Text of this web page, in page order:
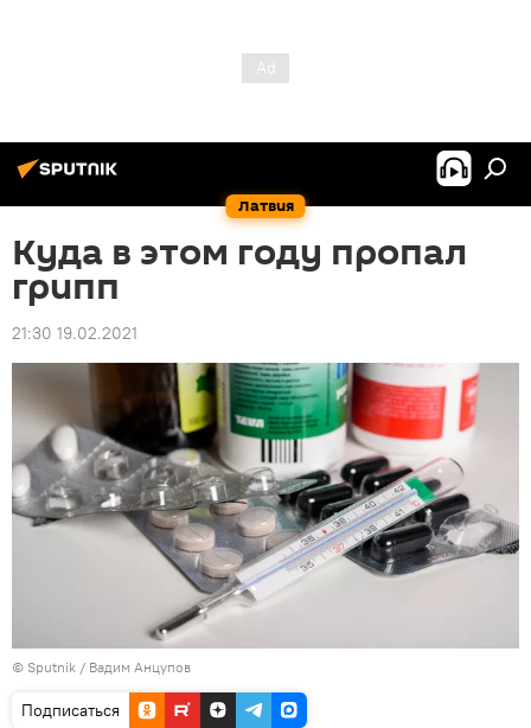
Латвия
Куда в этом году пропал
грипп
21:30 19.02.2021
© Sputnik / Вадим Анцупов
Подписаться